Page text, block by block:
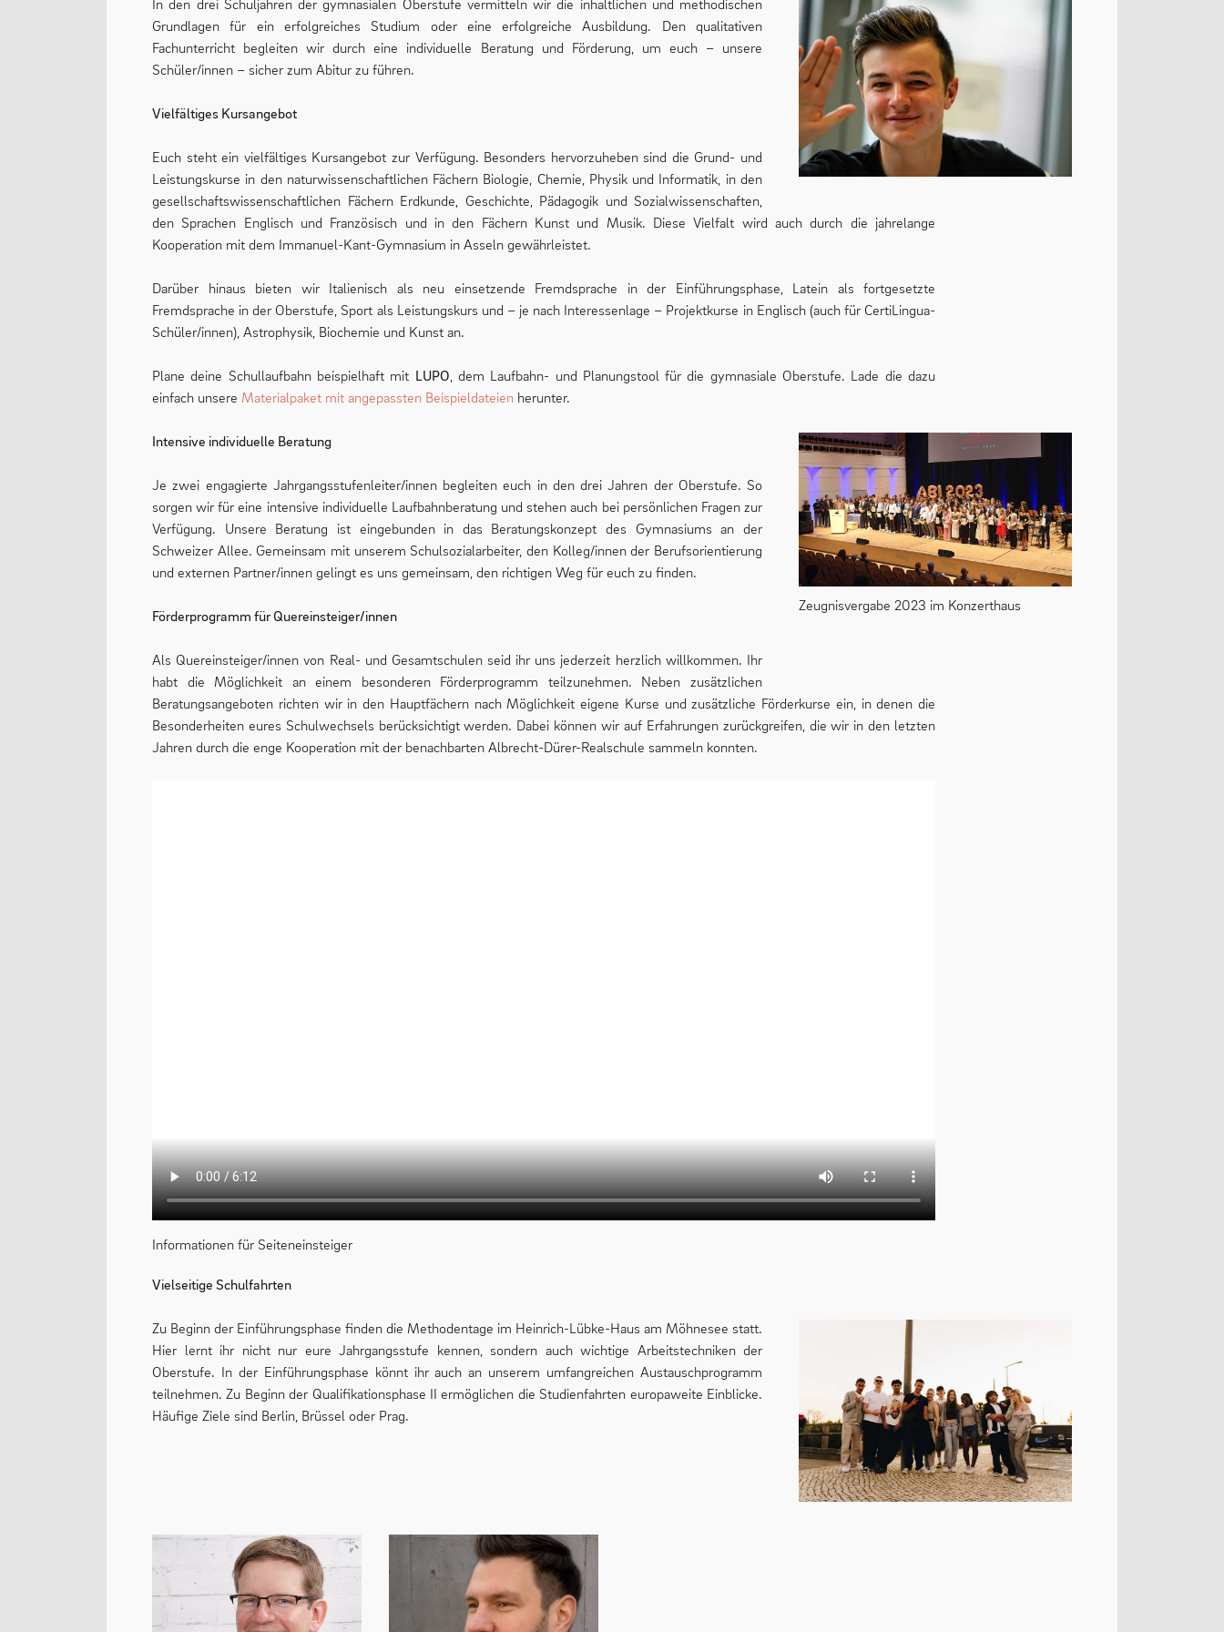
In den drei Schuljahren der gymnasialen Oberstufe vermitteln wir die inhaltlichen und methodischen
Grundlagen für ein erfolgreiches Studium oder eine erfolgreiche Ausbildung. Den qualitativen
Fachunterricht begleiten wir durch eine individuelle Beratung und Förderung, um euch – unsere
Schüler/innen – sicher zum Abitur zu führen.
Vielfältiges Kursangebot
Euch steht ein vielfältiges Kursangebot zur Verfügung. Besonders hervorzuheben sind die Grund- und
Leistungskurse in den naturwissenschaftlichen Fächern Biologie, Chemie, Physik und Informatik, in den
gesellschaftswissenschaftlichen Fächern Erdkunde, Geschichte, Pädagogik und Sozialwissenschaften,
den Sprachen Englisch und Französisch und in den Fächern Kunst und Musik. Diese Vielfalt wird auch durch die jahrelange
Kooperation mit dem Immanuel-Kant-Gymnasium in Asseln gewährleistet.
Darüber hinaus bieten wir Italienisch als neu einsetzende Fremdsprache in der Einführungsphase, Latein als fortgesetzte
Fremdsprache in der Oberstufe, Sport als Leistungskurs und – je nach Interessenlage – Projektkurse in Englisch (auch für CertiLingua-
Schüler/innen), Astrophysik, Biochemie und Kunst an.
Plane deine Schullaufbahn beispielhaft mit LUPO, dem Laufbahn- und Planungstool für die gymnasiale Oberstufe. Lade die dazu
einfach unsere Materialpaket mit angepassten Beispieldateien herunter.
Zeugnisvergabe 2023 im Konzerthaus
Intensive individuelle Beratung
Je zwei engagierte Jahrgangsstufenleiter/innen begleiten euch in den drei Jahren der Oberstufe. So
sorgen wir für eine intensive individuelle Laufbahnberatung und stehen auch bei persönlichen Fragen zur
Verfügung. Unsere Beratung ist eingebunden in das Beratungskonzept des Gymnasiums an der
Schweizer Allee. Gemeinsam mit unserem Schulsozialarbeiter, den Kolleg/innen der Berufsorientierung
und externen Partner/innen gelingt es uns gemeinsam, den richtigen Weg für euch zu finden.
Förderprogramm für Quereinsteiger/innen
Als Quereinsteiger/innen von Real- und Gesamtschulen seid ihr uns jederzeit herzlich willkommen. Ihr
habt die Möglichkeit an einem besonderen Förderprogramm teilzunehmen. Neben zusätzlichen
Beratungsangeboten richten wir in den Hauptfächern nach Möglichkeit eigene Kurse und zusätzliche Förderkurse ein, in denen die
Besonderheiten eures Schulwechsels berücksichtigt werden. Dabei können wir auf Erfahrungen zurückgreifen, die wir in den letzten
Jahren durch die enge Kooperation mit der benachbarten Albrecht-Dürer-Realschule sammeln konnten.
Informationen für Seiteneinsteiger
Vielseitige Schulfahrten
Zu Beginn der Einführungsphase finden die Methodentage im Heinrich-Lübke-Haus am Möhnesee statt.
Hier lernt ihr nicht nur eure Jahrgangsstufe kennen, sondern auch wichtige Arbeitstechniken der
Oberstufe. In der Einführungsphase könnt ihr auch an unserem umfangreichen Austauschprogramm
teilnehmen. Zu Beginn der Qualifikationsphase II ermöglichen die Studienfahrten europaweite Einblicke.
Häufige Ziele sind Berlin, Brüssel oder Prag.